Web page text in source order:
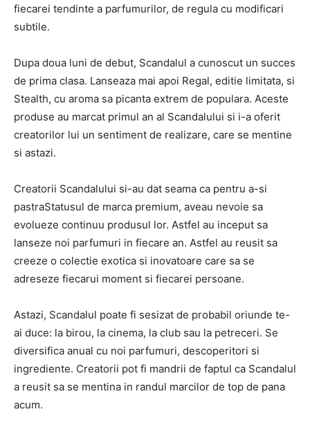
fiecarei tendinte a parfumurilor, de regula cu modificari
subtile.
Dupa doua luni de debut, Scandalul a cunoscut un succes
de prima clasa. Lanseaza mai apoi Regal, editie limitata, si
Stealth, cu aroma sa picanta extrem de populara. Aceste
produse au marcat primul an al Scandalului si i-a oferit
creatorilor lui un sentiment de realizare, care se mentine
si astazi.
Creatorii Scandalului si-au dat seama ca pentru a-si
pastraStatusul de marca premium, aveau nevoie sa
evolueze continuu produsul lor. Astfel au inceput sa
lanseze noi parfumuri in fiecare an. Astfel au reusit sa
creeze o colectie exotica si inovatoare care sa se
adreseze fiecarui moment si fiecarei persoane.
Astazi, Scandalul poate fi sesizat de probabil oriunde te-
ai duce: la birou, la cinema, la club sau la petreceri. Se
diversifica anual cu noi parfumuri, descoperitori si
ingrediente. Creatorii pot fi mandrii de faptul ca Scandalul
a reusit sa se mentina in randul marcilor de top de pana
acum.